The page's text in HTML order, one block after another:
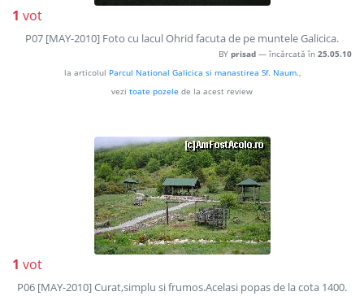
1 vot
P07 [MAY-2010] Foto cu lacul Ohrid facuta de pe muntele Galicica.
BY prisad — încărcată în 25.05.10
la articolul Parcul National Galicica si manastirea Sf. Naum.,
vezi toate pozele de la acest review
1 vot
P06 [MAY-2010] Curat,simplu si frumos.Acelasi popas de la cota 1400.